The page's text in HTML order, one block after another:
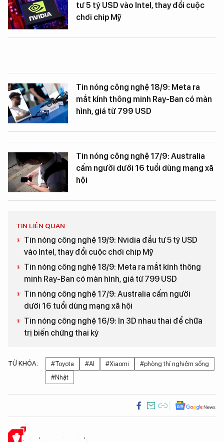
tư 5 tỷ USD vào Intel, thay đổi cuộc
chơi chip Mỹ
Tin nóng công nghệ 18/9: Meta ra
mắt kính thông minh Ray-Ban có màn
hình, giá từ 799 USD
Tin nóng công nghệ 17/9: Australia
cấm người dưới 16 tuổi dùng mạng xã
hội
TIN LIÊN QUAN
Tin nóng công nghệ 19/9: Nvidia đầu tư 5 tỷ USD
vào Intel, thay đổi cuộc chơi chip Mỹ
Tin nóng công nghệ 18/9: Meta ra mắt kính thông
minh Ray-Ban có màn hình, giá từ 799 USD
Tin nóng công nghệ 17/9: Australia cấm người
dưới 16 tuổi dùng mạng xã hội
Tin nóng công nghệ 16/9: In 3D nhau thai để chữa
trị biến chứng thai kỳ
TỪ KHÓA: #Toyota #AI #Xiaomi
#phòng thí nghiệm sống
#Nhật